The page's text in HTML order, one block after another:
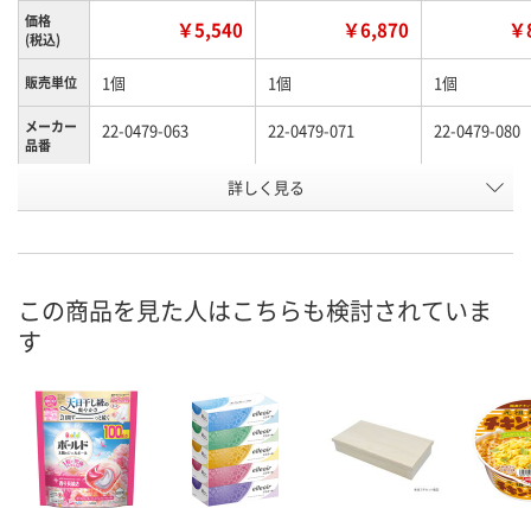
価格
(税込)
￥5,540 ￥6,870
販売単位 1個 1個 1個
メーカー
品番
22-0479-063 22-0479-071 22-0479-080
ギフト
KP47598 KP47597 KP47600
在庫 直送品 直送品 直送品
お届け日
お取り扱い終了しま
した
お取り扱い終了しま
した
お取り扱い
詳しく見る
この商品を見た人はこちらも検討されていま
す